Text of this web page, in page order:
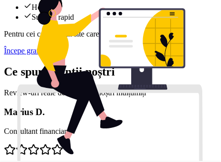
Hosting
Support rapid
Pentru cei care vor un site care evoluează constant.
Începe gratuit
Ce spun clienții noștri
Review-uri reale de la clienții noștri mulțumiți
Marius D.
Consultant financiar